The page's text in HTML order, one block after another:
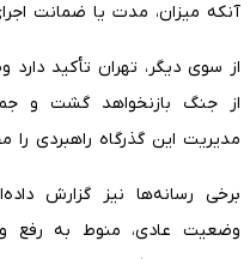
آنکه میزان، مدت یا ضمانت
از سوی دیگر، تهران تأکید
از جنگ بازنخواهد گشت و
مدیریت این گذرگاه راهبردی را
برخی رسانه‌ها نیز گزارش
وضعیت عادی، منوط به رفع